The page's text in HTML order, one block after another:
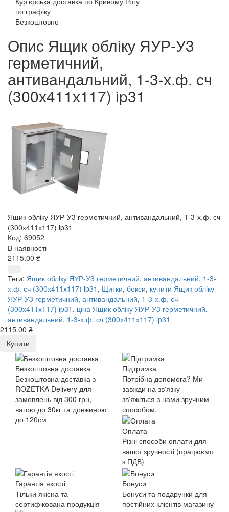
по графіку
Безкоштовно
Опис Ящик облiку ЯУР-У3
герметичний,
антивандальний, 1-3-х.ф. сч
(300х411х117) ip31
Ящик облiку ЯУР-У3 герметичний, антивандальний, 1-3-х.ф. сч
(300х411х117) ip31
Код: 69052
В наявності
2115.00 ₴
Теги: Ящик облiку ЯУР-У3 герметичний, антивандальний, 1-3-
х.ф. сч (300х411х117) ip31 , Щитки, бокси, купити Ящик облiку
ЯУР-У3 герметичний, антивандальний, 1-3-х.ф. сч
(300х411х117) ip31 , ціна Ящик облiку ЯУР-У3 герметичний,
антивандальний, 1-3-х.ф. сч (300х411х117) ip31
2115.00 ₴
Купити
Безкоштовна доставка
Безкоштовна доставка з
ROZETKA Delivery для
замовлень від 300 грн,
вагою до 30кг та довжиною
до 120см
Підтримка
Потрібна допомога? Ми
завжди на зв'язку –
зв'яжіться з нами зручним
способом.
Оплата
Різні способи оплати для
вашої зручності (працюємо
з ПДВ)
Гарантія якості
Тільки якісна та
сертифікована продукція
Бонуси
Бонуси та подарунки для
постійних клієнтів магазину